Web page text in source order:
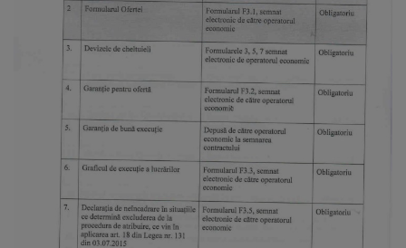
arhitecturale
Personalități
marcante
Sportivi
de
performanță